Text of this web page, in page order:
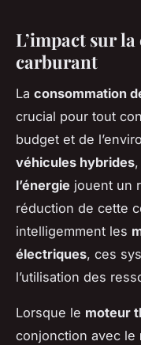
L’impact sur
carburant
La consommation
crucial pour tout
budget et de
véhicules hybrides
l’énergie jouent un
réduction de cette
intelligemment les
électriques, ces
l’utilisation des
Lorsque le moteur
conjonction avec le